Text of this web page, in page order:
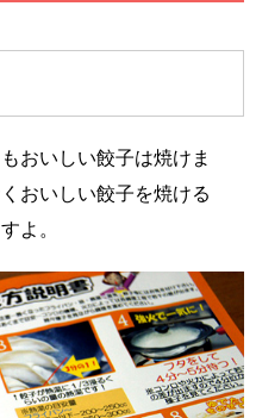
おいしい餃子は焼けま
おいしい餃子を焼ける
よ。